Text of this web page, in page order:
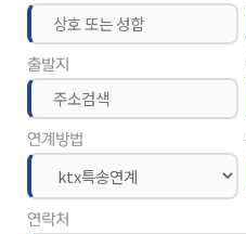
출발지
연계방법
연락처